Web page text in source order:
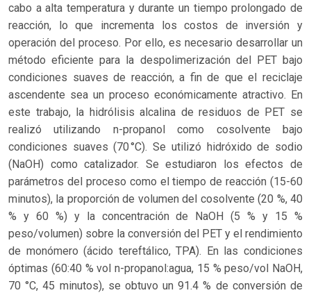
cabo a alta temperatura y durante un tiempo prolongado de
reacción, lo que incrementa los costos de inversión y
operación del proceso. Por ello, es necesario desarrollar un
método eficiente para la despolimerización del PET bajo
condiciones suaves de reacción, a fin de que el reciclaje
ascendente sea un proceso económicamente atractivo. En
este trabajo, la hidrólisis alcalina de residuos de PET se
realizó utilizando n-propanol como cosolvente bajo
condiciones suaves (70 °C). Se utilizó hidróxido de sodio
(NaOH) como catalizador. Se estudiaron los efectos de
parámetros del proceso como el tiempo de reacción (15-60
minutos), la proporción de volumen del cosolvente (20 %, 40
% y 60 %) y la concentración de NaOH (5 % y 15 %
peso/volumen) sobre la conversión del PET y el rendimiento
de monómero (ácido tereftálico, TPA). En las condiciones
óptimas (60:40 % vol n-propanol:agua, 15 % peso/vol NaOH,
70 °C, 45 minutos), se obtuvo un 91.4 % de conversión de